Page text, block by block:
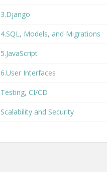
3.Django
4.SQL, Models, and Migrations
5.JavaScript
6.User Interfaces
Testing, CI/CD
Scalability and Security